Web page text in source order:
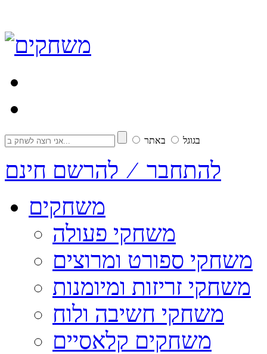
בגוגל באתר
להתחבר ⁄ להרשם חינם
משחקים
משחקי פעולה
משחקי ספורט ומרוצים
משחקי זריזות ומיומנות
משחקי חשיבה ולוח
משחקים קלאסיים